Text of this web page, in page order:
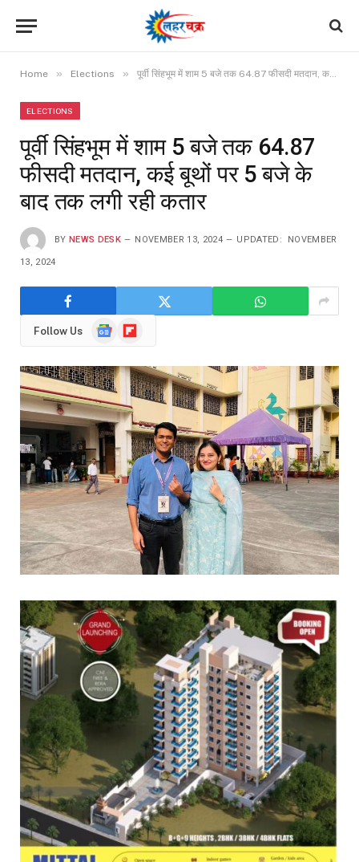
Home » Elections » पूर्वी सिंहभूम में शाम 5 बजे तक 64.87 फीसदी मतदान, कई बूथों पर 5 बजे के बाद तक लगी रही कतार
ELECTIONS
पूर्वी सिंहभूम में शाम 5 बजे तक 64.87
फीसदी मतदान, कई बूथों पर 5 बजे के
बाद तक लगी रही कतार
BY NEWS DESK NOVEMBER 13, 2024 UPDATED: NOVEMBER
13, 2024
Follow Us
GoogleFlipboard